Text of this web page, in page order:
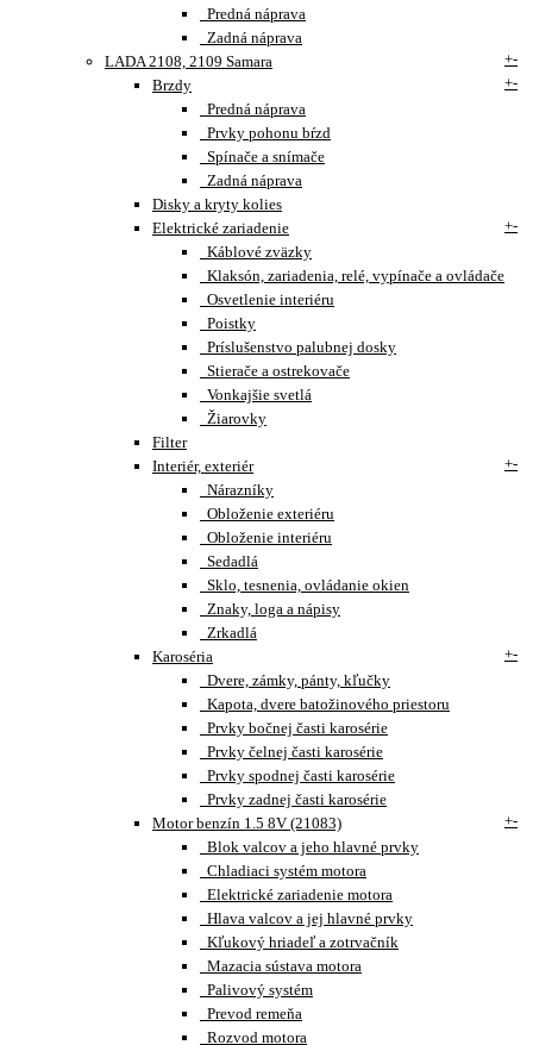
Predná náprava
Zadná náprava
LADA 2108, 2109 Samara
+-
Brzdy
+-
Predná náprava
Prvky pohonu bŕzd
Spínače a snímače
Zadná náprava
Disky a kryty kolies
Elektrické zariadenie
+-
Káblové zväzky
Klaksón, zariadenia, relé, vypínače a ovládače
Osvetlenie interiéru
Poistky
Príslušenstvo palubnej dosky
Stierače a ostrekovače
Vonkajšie svetlá
Žiarovky
Filter
Interiér, exteriér
+-
Nárazníky
Obloženie exteriéru
Obloženie interiéru
Sedadlá
Sklo, tesnenia, ovládanie okien
Znaky, loga a nápisy
Zrkadlá
Karoséria
+-
Dvere, zámky, pánty, kľučky
Kapota, dvere batožinového priestoru
Prvky bočnej časti karosérie
Prvky čelnej časti karosérie
Prvky spodnej časti karosérie
Prvky zadnej časti karosérie
Motor benzín 1.5 8V (21083)
+-
Blok valcov a jeho hlavné prvky
Chladiaci systém motora
Elektrické zariadenie motora
Hlava valcov a jej hlavné prvky
Kľukový hriadeľ a zotrvačník
Mazacia sústava motora
Palivový systém
Prevod remeňa
Rozvod motora